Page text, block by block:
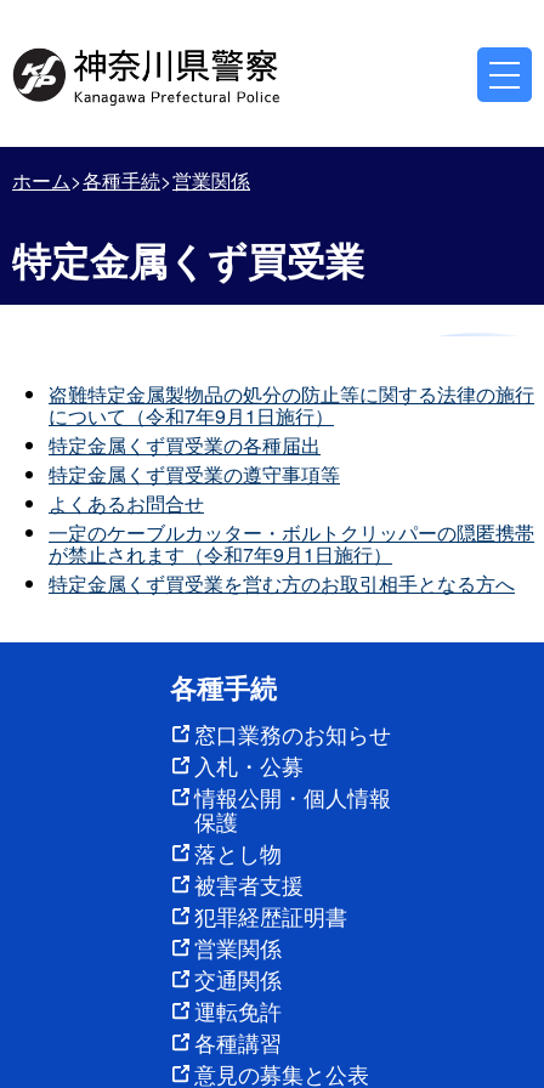
ホーム 各種手続 営業関係
特定金属くず買受業
盗難特定金属製物品の処分の防止等に関する法律の施行
について（令和7年9月1日施行）
特定金属くず買受業の各種届出
特定金属くず買受業の遵守事項等
よくあるお問合せ
一定のケーブルカッター・ボルトクリッパーの隠匿携帯
が禁止されます（令和7年9月1日施行）
特定金属くず買受業を営む方のお取引相手となる方へ
各種手続
窓口業務のお知らせ
入札・公募
情報公開・個人情報
保護
落とし物
被害者支援
犯罪経歴証明書
営業関係
交通関係
運転免許
各種講習
意見の募集と公表